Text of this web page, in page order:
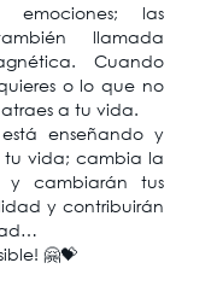
emociones; las
llamada
Cuando
o lo que no
a tu vida.
enseñando y
tu vida; cambia la
y cambiarán tus
y contribuirán
🤗💝